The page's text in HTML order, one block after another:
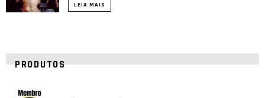
LEIA MAIS
PRODUTOS